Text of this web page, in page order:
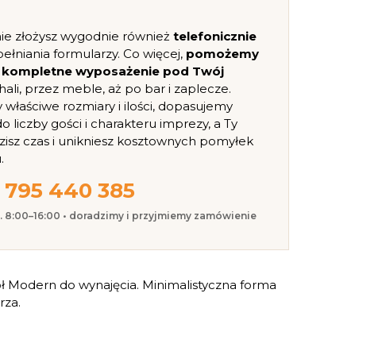
złożysz wygodnie również telefonicznie
formularzy. Co więcej, pomożemy
kompletne wyposażenie pod Twój
przez meble, aż po bar i zaplecze.
właściwe rozmiary i ilości, dopasujemy
liczby gości i charakteru imprezy, a Ty
czas i unikniesz kosztownych pomyłek
440 385
8:00–16:00 • doradzimy i przyjmiemy zamówienie
Modern do wynajęcia. Minimalistyczna forma